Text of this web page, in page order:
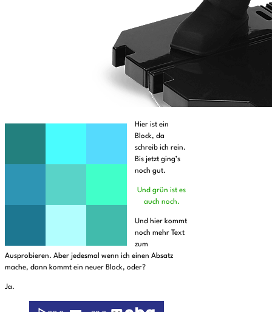
Hier ist ein
Block, da
schreib ich rein.
Bis jetzt ging’s
noch gut.
Und grün ist es
auch noch.
Und hier kommt
noch mehr Text
zum
Ausprobieren. Aber jedesmal wenn ich einen Absatz
mache, dann kommt ein neuer Block, oder?
Ja.